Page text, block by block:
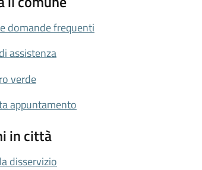
domande frequenti
assistenza
verde
appuntamento
in città
disservizio